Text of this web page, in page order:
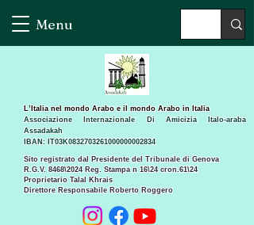
Menu
Sito registrato dal Presidente del Tribunale di Genova
R.G.V. 8468\2024 Reg. Stampa n 16\24 cron.61\24 ​
Proprietario Talal Khrais
Direttore Responsabile Roberto Roggero
L’Italia nel mondo Arabo e il mondo Arabo in Italia
Associazione Internazionale Di Amicizia Italo-araba
Assadakah
IBAN: IT03K0832703261000000002834